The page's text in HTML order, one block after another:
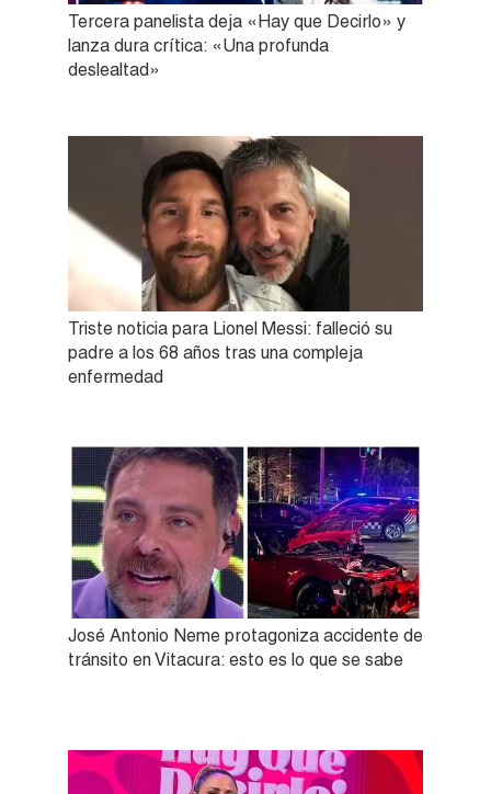
Tercera panelista deja «Hay que Decirlo» y
lanza dura crítica: «Una profunda
deslealtad»
Triste noticia para Lionel Messi: falleció su
padre a los 68 años tras una compleja
enfermedad
José Antonio Neme protagoniza accidente de
tránsito en Vitacura: esto es lo que se sabe